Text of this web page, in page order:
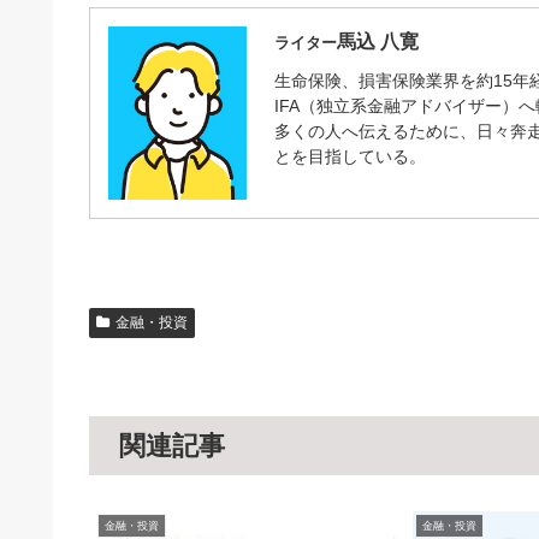
ライター馬込 八寛
生命保険、損害保険業界を約15年
IFA（独立系金融アドバイザー）
多くの人へ伝えるために、日々奔
とを目指している。
金融・投資
関連記事
金融・投資 金融・投資